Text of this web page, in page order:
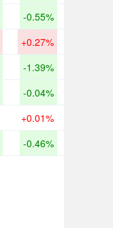
-0.55%
+0.27%
-1.39%
-0.04%
+0.01%
-0.46%